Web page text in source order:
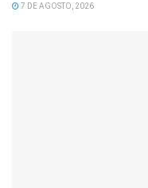
7 DE AGOSTO, 2026